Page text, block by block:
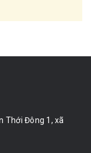
Thới Đông 1, xã